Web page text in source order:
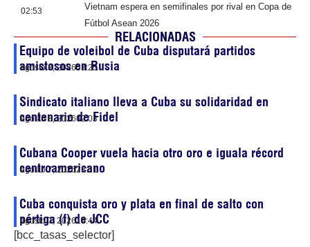
02:53
Vietnam espera en semifinales por rival en Copa de
Fútbol Asean 2026
RELACIONADAS
Equipo de voleibol de Cuba disputará partidos
amistosos en Rusia
agosto 8, 202603:25
Sindicato italiano lleva a Cuba su solidaridad en
centenario de Fidel
agosto 8, 202602:03
Cubana Cooper vuela hacia otro oro e iguala récord
centroamericano
agosto 7, 202623:51
Cuba conquista oro y plata en final de salto con
pértiga (f) de JCC
agosto 7, 202619:44
[bcc_tasas_selector]